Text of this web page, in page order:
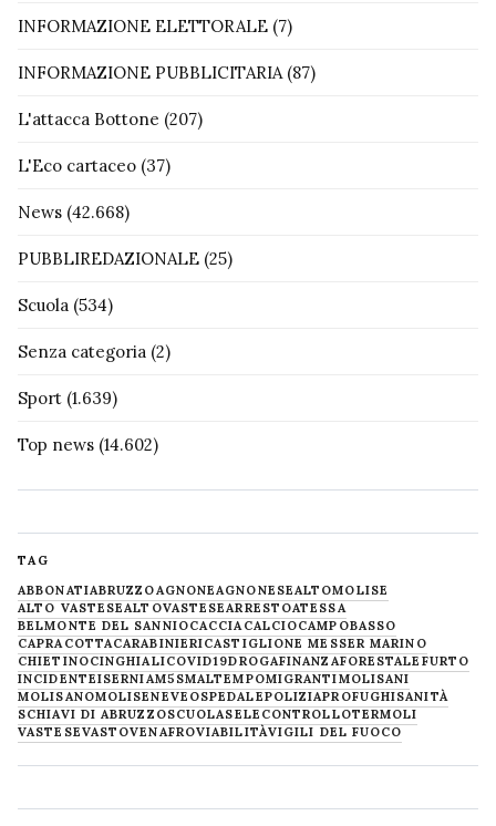
INFORMAZIONE ELETTORALE (7)
INFORMAZIONE PUBBLICITARIA(87)
L'attacca Bottone (207)
L'Eco cartaceo (37)
News (42.668)
PUBBLIREDAZIONALE (25)
Scuola (534)
Senza categoria (2)
Sport (1.639)
Top news (14.602)
TAG
ABBONATIABRUZZOAGNONEAGNONESEALTOMOLISE
ALTO VASTESEALTOVASTESEARRESTOATESSA
BELMONTE DEL SANNIOCACCIACALCIOCAMPOBASSO
CAPRACOTTACARABINIERICASTIGLIONE MESSER MARINO
CHIETINOCINGHIALICOVID19DROGAFINANZAFORESTALE FURTO
INCIDENTEISERNIAM5SMALTEMPOMIGRANTIMOLISANI
MOLISANOMOLISENEVE OSPEDALEPOLIZIAPROFUGHISANITÀ
SCHIAVI DI ABRUZZOSCUOLASELECONTROLLOTERMOLI
VASTESEVASTOVENAFROVIABILITÀVIGILI DEL FUOCO